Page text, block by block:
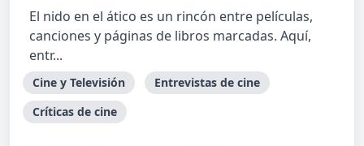
El nido en el ático es un rincón entre películas,
canciones y páginas de libros marcadas. Aquí,
entr...
Cine y Televisión
Entrevistas de cine
Críticas de cine